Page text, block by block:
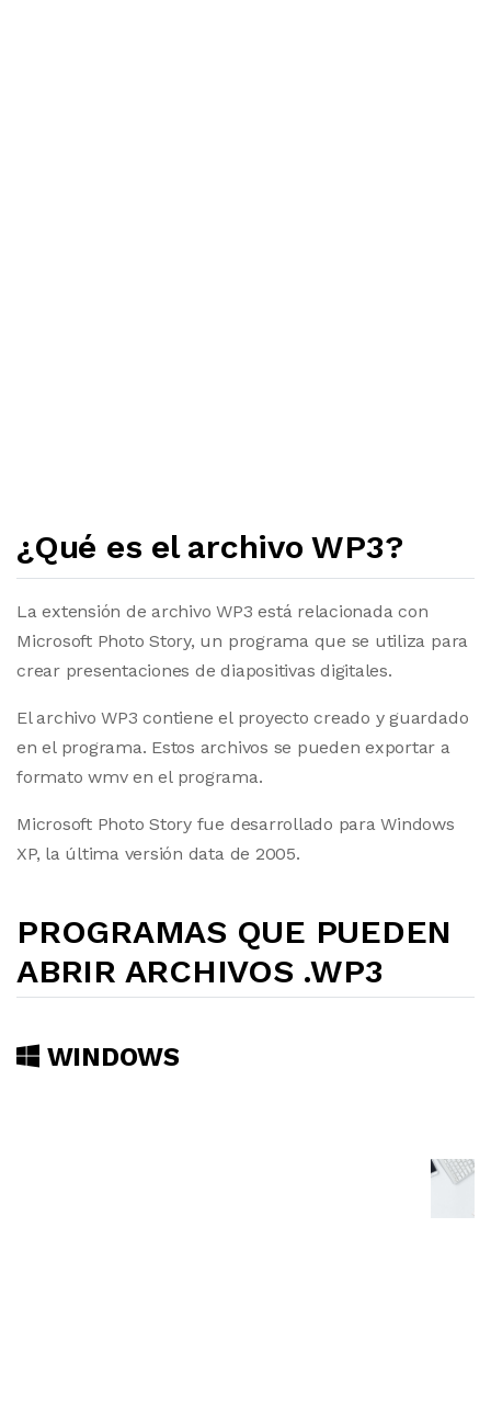
¿Qué es el archivo WP3?
La extensión de archivo WP3 está relacionada con
Microsoft Photo Story, un programa que se utiliza para
crear presentaciones de diapositivas digitales.
El archivo WP3 contiene el proyecto creado y guardado
en el programa. Estos archivos se pueden exportar a
formato wmv en el programa.
Microsoft Photo Story fue desarrollado para Windows
XP, la última versión data de 2005.
PROGRAMAS QUE PUEDEN
ABRIR ARCHIVOS .WP3
WINDOWS